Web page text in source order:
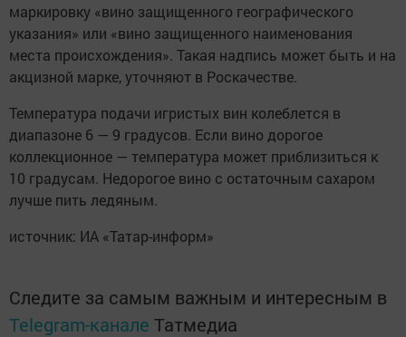
маркировку «вино защищенного географического
указания» или «вино защищенного наименования
места происхождения». Такая надпись может быть и на
акцизной марке, уточняют в Роскачестве.
Температура подачи игристых вин колеблется в
диапазоне 6 — 9 градусов. Если вино дорогое
коллекционное — температура может приблизиться к
10 градусам. Недорогое вино с остаточным сахаром
лучше пить ледяным.
источник: ИА «Татар-информ»
Следите за самым важным и интересным в
Telegram-канале Татмедиа